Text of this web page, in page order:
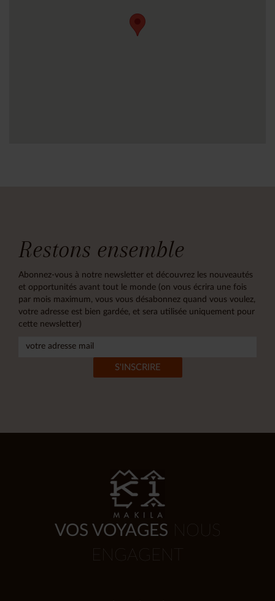
Restons ensemble
Abonnez-vous à notre newsletter et découvrez les nouveautés
et opportunités avant tout le monde (on vous écrira une fois
par mois maximum, vous vous désabonnez quand vous voulez,
votre adresse est bien gardée, et sera utilisée uniquement pour
cette newsletter)
VOS VOYAGES NOUS
ENGAGENT